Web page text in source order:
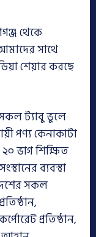
থেকে
সাথে
শেয়ার করছে
ট্যাবু ভুলে
পণ্য কেনাকাটা
ভাগ শিক্ষিত
ব্যবস্থা
সকল
প্রতিষ্ঠান,